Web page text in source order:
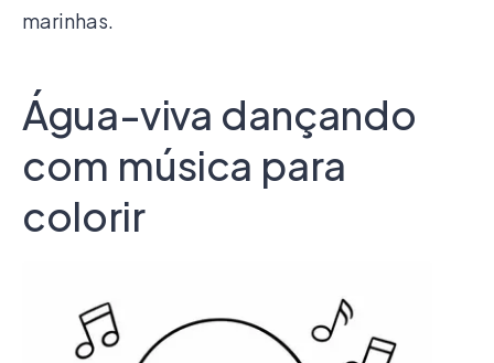
marinhas.
Água-viva dançando
com música para
colorir